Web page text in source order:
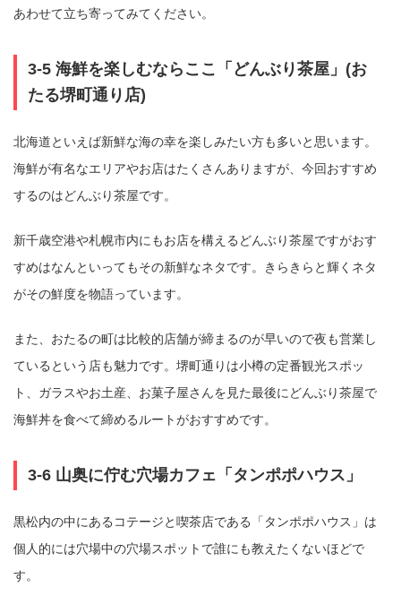
あわせて立ち寄ってみてください。
3-5 海鮮を楽しむならここ「どんぶり茶屋」(お
たる堺町通り店)
北海道といえば新鮮な海の幸を楽しみたい方も多いと思います。
海鮮が有名なエリアやお店はたくさんありますが、今回おすすめ
するのはどんぶり茶屋です。
新千歳空港や札幌市内にもお店を構えるどんぶり茶屋ですがおす
すめはなんといってもその新鮮なネタです。きらきらと輝くネタ
がその鮮度を物語っています。
また、おたるの町は比較的店舗が締まるのが早いので夜も営業し
ているという店も魅力です。堺町通りは小樽の定番観光スポッ
ト、ガラスやお土産、お菓子屋さんを見た最後にどんぶり茶屋で
海鮮丼を食べて締めるルートがおすすめです。
3-6 山奥に佇む穴場カフェ「タンポポハウス」
黒松内の中にあるコテージと喫茶店である「タンポポハウス」は
個人的には穴場中の穴場スポットで誰にも教えたくないほどで
す。